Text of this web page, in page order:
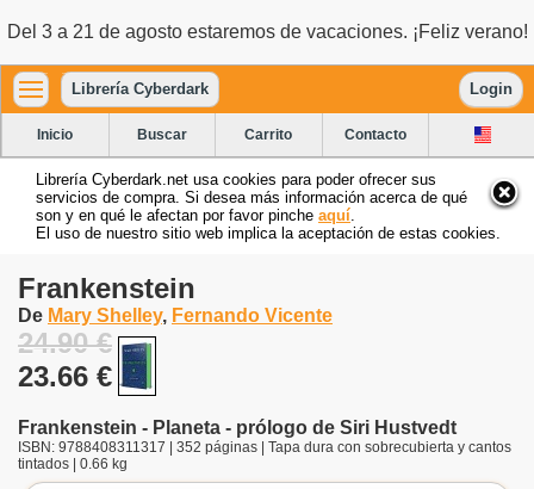
Del 3 a 21 de agosto estaremos de vacaciones. ¡Feliz verano!
Librería Cyberdark Login
Inicio Buscar Carrito Contacto
Librería Cyberdark.net usa cookies para poder ofrecer sus
servicios de compra. Si desea más información acerca de qué
son y en qué le afectan por favor pinche aquí
El uso de nuestro sitio web implica la aceptación de estas cookies.
Frankenstein
De Mary Shelley, Fernando Vicente
24.90 €
23.66 €
Frankenstein - Planeta - prólogo de Siri Hustvedt
ISBN: 9788408311317 | 352 páginas | Tapa dura con sobrecubierta y cantos
tintados | 0.66 kg